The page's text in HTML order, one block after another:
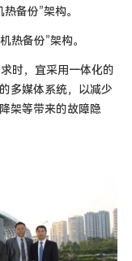
备份”架构。
热备份”架构。
时，宜采用一体化的
多媒体系统，以减少
架等带来的故障隐